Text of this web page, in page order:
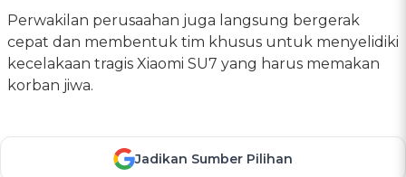
Perwakilan perusaahan juga langsung bergerak
cepat dan membentuk tim khusus untuk menyelidiki
kecelakaan tragis Xiaomi SU7 yang harus memakan
korban jiwa.
Jadikan Sumber Pilihan